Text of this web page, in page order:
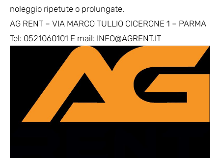
noleggio ripetute o prolungate.
AG RENT – VIA MARCO TULLIO CICERONE 1 – PARMA
Tel: 0521060101 E mail: INFO@AGRENT.IT